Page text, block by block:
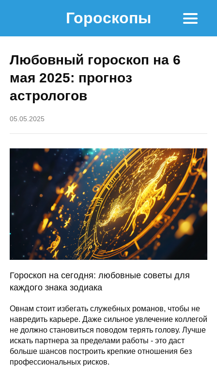
Гороскопы
Любовный гороскоп на 6
мая 2025: прогноз
астрологов
05.05.2025
Гороскоп на сегодня: любовные советы для
каждого знака зодиака
Овнам стоит избегать служебных романов, чтобы не
навредить карьере. Даже сильное увлечение коллегой
не должно становиться поводом терять голову. Лучше
искать партнера за пределами работы - это даст
больше шансов построить крепкие отношения без
профессиональных рисков.